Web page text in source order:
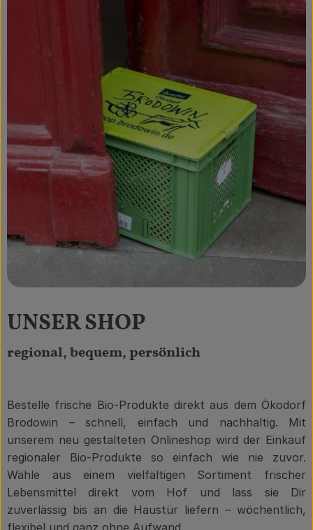
UNSER SHOP
regional, bequem, persönlich
Bestelle frische Bio-Produkte direkt aus dem Ökodorf
Brodowin – schnell, einfach und nachhaltig. Mit
unserem neu gestalteten Onlineshop wird der Einkauf
regionaler Bio-Produkte so einfach wie nie zuvor.
Wähle aus einem vielfältigen Sortiment frischer
Lebensmittel direkt vom Hof und lass sie Dir
zuverlässig bis an die Haustür liefern – wöchentlich,
flexibel und ganz ohne Aufwand.